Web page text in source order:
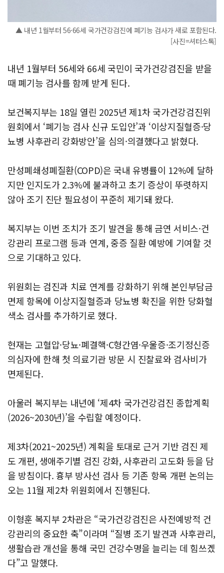
▲ 내년 1월부터 56·66세 국가건강검진에 폐기능 검사가 새로 포함된다.
[사진=셔터스톡]
내년 1월부터 56세와 66세 국민이 국가건강검진을 받을
때 폐기능 검사를 함께 받게 된다.
보건복지부는 18일 열린 2025년 제1차 국가건강검진위
원회에서 ‘폐기능 검사 신규 도입안’과 ‘이상지질혈증·당
뇨병 사후관리 강화방안’을 심의·의결했다고 밝혔다.
만성폐쇄성폐질환(COPD)은 국내 유병률이 12%에 달하
지만 인지도가 2.3%에 불과하고 초기 증상이 뚜렷하지
않아 조기 진단 필요성이 꾸준히 제기돼 왔다.
복지부는 이번 조치가 조기 발견을 통해 금연 서비스·건
강관리 프로그램 등과 연계, 중증 질환 예방에 기여할 것
으로 기대하고 있다.
위원회는 검진과 치료 연계를 강화하기 위해 본인부담금
면제 항목에 이상지질혈증과 당뇨병 확진을 위한 당화혈
색소 검사를 추가하기로 했다.
현재는 고혈압·당뇨·폐결핵·C형간염·우울증·조기정신증
의심자에 한해 첫 의료기관 방문 시 진찰료와 검사비가
면제된다.
아울러 복지부는 내년에 ‘제4차 국가건강검진 종합계획
(2026~2030년)’을 수립할 예정이다.
제3차(2021~2025년) 계획을 토대로 근거 기반 검진 제
도 개편, 생애주기별 검진 강화, 사후관리 고도화 등을 담
을 방침이다. 흉부 방사선 검사 등 기존 항목 개편 논의는
오는 11월 제2차 위원회에서 진행된다.
이형훈 복지부 2차관은 “국가건강검진은 사전예방적 건
강관리의 중요한 축”이라며 “질병 조기 발견과 사후관리,
생활습관 개선을 통해 국민 건강수명을 늘리는 데 힘쓰겠
다”고 말했다.